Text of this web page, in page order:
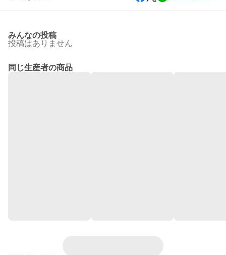
みんなの投稿
投稿はありません
同じ生産者の商品